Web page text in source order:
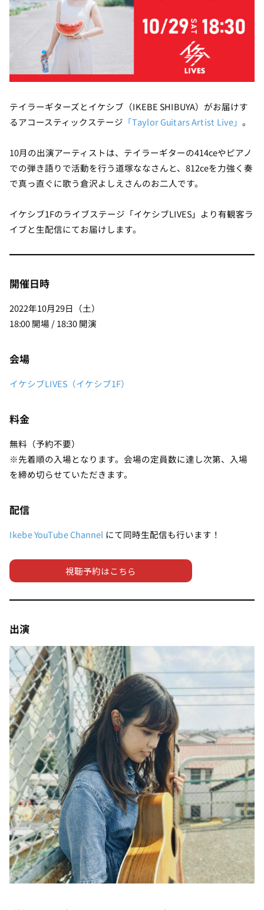
テイラーギターズとイケシブ（IKEBE SHIBUYA）がお届けす
るアコースティックステージ 「Taylor Guitars Artist Live」。
10月の出演アーティストは、テイラーギターの414ceやピアノ
での弾き語りで活動を行う道塚ななさんと、812ceを力強く奏
で真っ直ぐに歌う倉沢よしえさんのお二人です。
イケシブ1Fのライブステージ「イケシブLIVES」より有観客ラ
イブと生配信にてお届けします。
開催日時
2022年10月29日（土）
18:00 開場 / 18:30 開演
会場
イケシブLIVES（イケシブ1F）
料金
無料（予約不要）
※先着順の入場となります。会場の定員数に達し次第、入場
を締め切らせていただきます。
配信
Ikebe YouTube Channel にて同時生配信も行います！
視聴予約はこちら
出演